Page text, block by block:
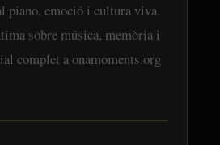
piano, emoció i cultura viva.
sobre música, memòria i
complet a onamoments.org